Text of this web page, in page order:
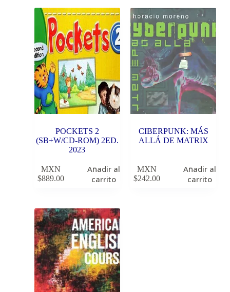
POCKETS 2
(SB+W/CD-ROM) 2ED.
2023
MXN
$889.00
Añadir al
carrito
CIBERPUNK: MÁS
ALLÁ DE MATRIX
MXN
$242.00
Añadir al
carrito